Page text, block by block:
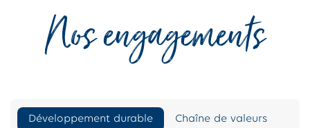
Nos engagements
Développement durable Chaîne de valeurs